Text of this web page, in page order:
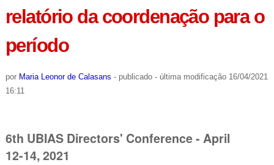
relatório da coordenação para o
período
por Maria Leonor de Calasans - publicado - última modificação16/04/2021
16:11
6th UBIAS Directors' Conference - April
12-14, 2021